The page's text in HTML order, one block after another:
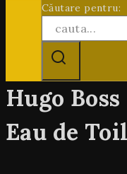
Căutare pentru:
Hugo
Eau de